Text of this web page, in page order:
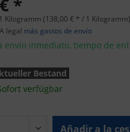
*
Kilogramm (138,00 € * / 1 Kilogramm)
legal más gastos de envío
envío inmediato, tiempo de
Bestand
verfügbar
Añadir a la